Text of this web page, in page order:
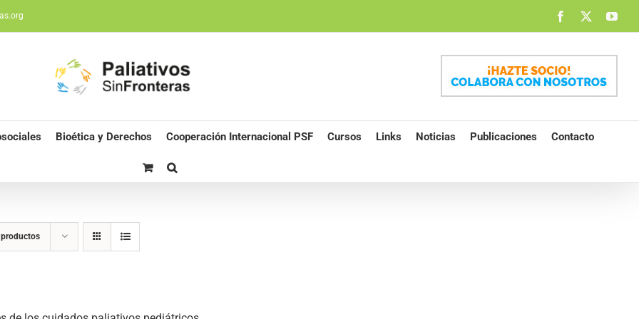
Facebook
Bioética y Derechos Cooperación Internacional PSF Cursos Links Noticias Publicaciones Contacto